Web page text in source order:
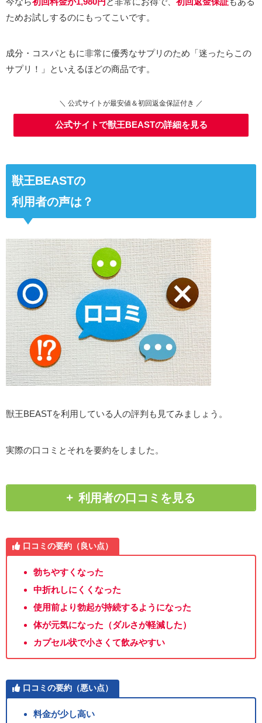
ためお試しするのにもってこいです。
成分・コスパともに非常に優秀なサプリのため「迷ったらこの
サプリ！」といえるほどの商品です。
＼ 公式サイトが最安値＆初回返金保証付き ／
公式サイトで獣王BEASTの詳細を見る
獣王BEASTの
利用者の声は？
獣王BEASTを利用している人の評判も見てみましょう。
実際の口コミとそれを要約をしました。
利用者の口コミを見る
口コミの要約（良い点）
勃ちやすくなった
中折れしにくくなった
使用前より勃起が持続するようになった
体が元気になった（ダルさが軽減した）
カプセル状で小さくて飲みやすい
口コミの要約（悪い点）
料金が少し高い